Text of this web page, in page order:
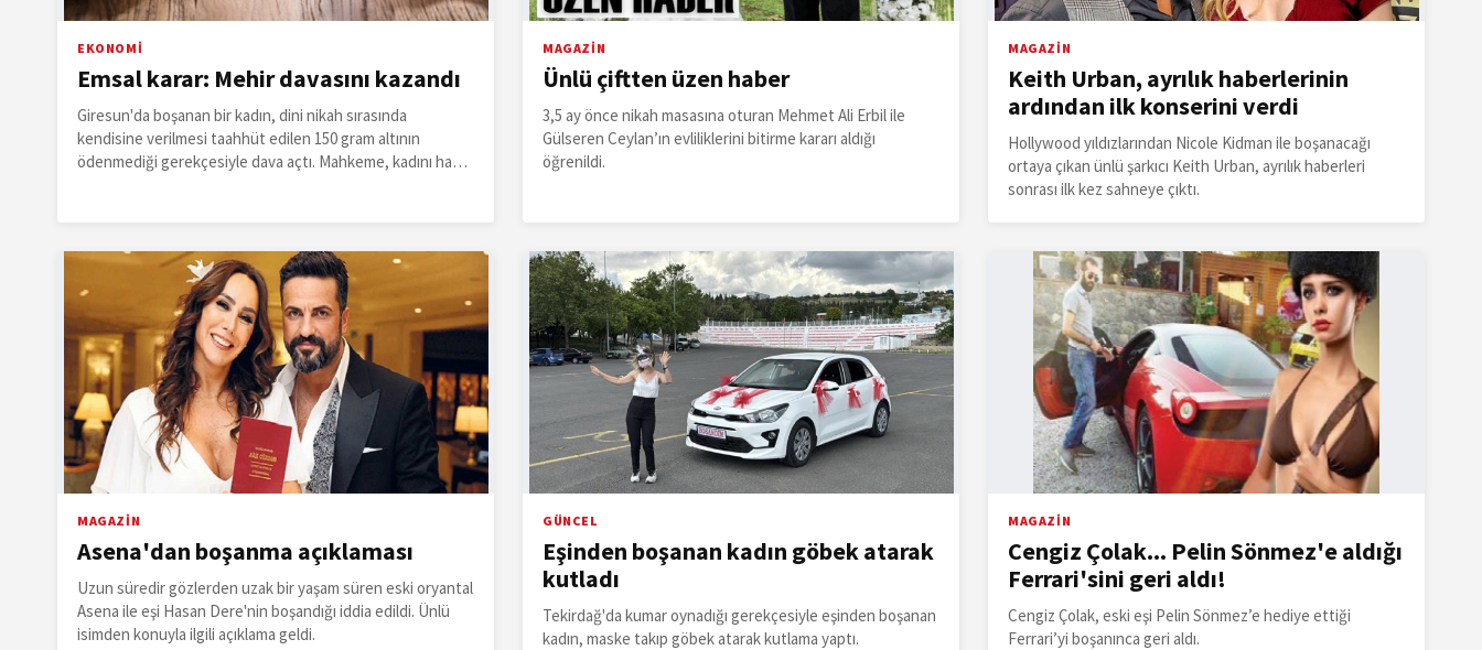
EKONOMİ
Emsal karar: Mehir davasını kazandı
Giresun'da boşanan bir kadın, dini nikah sırasında
kendisine verilmesi taahhüt edilen 150 gram altının
ödenmediği gerekçesiyle dava açtı. Mahkeme, kadını haklı
MAGAZİN
Ünlü çiftten üzen haber
3,5 ay önce nikah masasına oturan Mehmet Ali Erbil ile
Gülseren Ceylan’ın evliliklerini bitirme kararı aldığı
öğrenildi.
MAGAZİN
Keith Urban, ayrılık haberlerinin
ardından ilk konserini verdi
Hollywood yıldızlarından Nicole Kidman ile boşanacağı
ortaya çıkan ünlü şarkıcı Keith Urban, ayrılık haberleri
sonrası ilk kez sahneye çıktı.
MAGAZİN
Asena'dan boşanma açıklaması
Uzun süredir gözlerden uzak bir yaşam süren eski oryantal
Asena ile eşi Hasan Dere'nin boşandığı iddia edildi. Ünlü
isimden konuyla ilgili açıklama geldi.
GÜNCEL
Eşinden boşanan kadın göbek atarak
kutladı
Tekirdağ'da kumar oynadığı gerekçesiyle eşinden boşanan
kadın, maske takıp göbek atarak kutlama yaptı.
MAGAZİN
Cengiz Çolak... Pelin Sönmez'e aldığı
Ferrari'sini geri aldı!
Cengiz Çolak, eski eşi Pelin Sönmez’e hediye ettiği
Ferrari’yi boşanınca geri aldı.